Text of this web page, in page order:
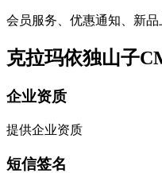
会员服务、优惠通知、新品
克拉玛依独山子
企业资质
提供企业资质
短信签名